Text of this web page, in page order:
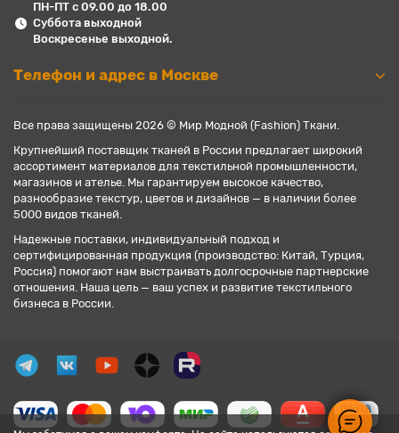
ПН-ПТ с 09.00 до 18.00
Суббота выходной
Воскресенье выходной.
Телефон и адрес в Москве
Все права защищены 2026 © Мир Модной (Fashion) Ткани.
Крупнейший поставщик тканей в России предлагает широкий
ассортимент материалов для текстильной промышленности,
магазинов и ателье. Мы гарантируем высокое качество,
разнообразие текстур, цветов и дизайнов — в наличии более
5000 видов тканей.
Надежные поставки, индивидуальный подход и
сертифицированная продукция (производство: Китай, Турция,
Россия) помогают нам выстраивать долгосрочные партнерские
отношения. Наша цель — ваш успех и развитие текстильного
бизнеса в России.